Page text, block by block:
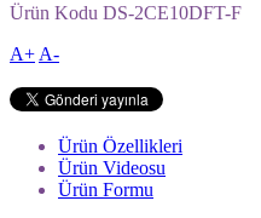
Ürün Kodu DS-2CE10DFT-F
A+ A-
Ürün Özellikleri
Ürün Videosu
Ürün Formu